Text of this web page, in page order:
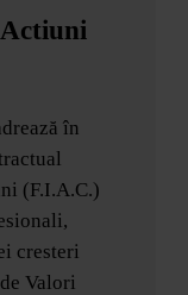
în
(F.I.A.C.)
cresteri
Valori